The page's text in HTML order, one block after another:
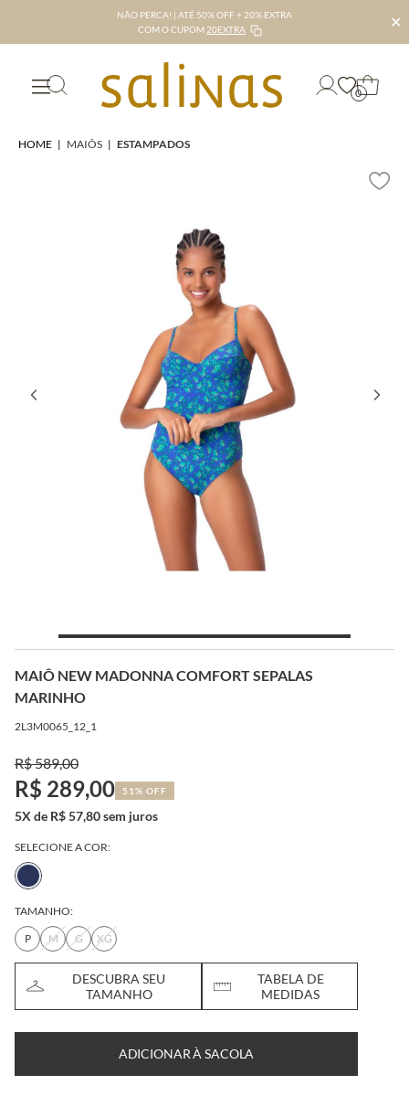
NÃO PERCA! | ATÉ 50% OFF + 20% EXTRA
COM O CUPOM 20EXTRA ✕
0
HOME | MAIÔS | ESTAMPADOS
MAIÔ NEW MADONNA COMFORT SEPALAS
MARINHO
2L3M0065_12_1
R$ 589,00
R$ 289,00 51% OFF
5X de R$ 57,80 sem juros
SELECIONE A COR:
TAMANHO:
P
M G XG
DESCUBRA SEU
TAMANHO
TABELA DE
MEDIDAS
ADICIONAR À SACOLA